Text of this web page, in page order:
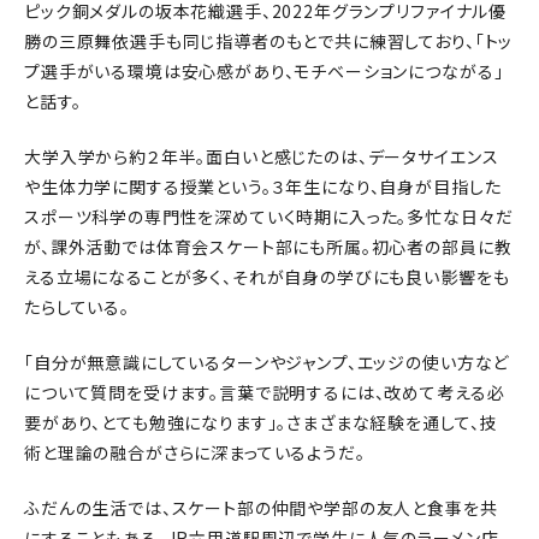
ピック銅メダルの坂本花織選手、2022年グランプリファイナル優
勝の三原舞依選手も同じ指導者のもとで共に練習しており、「トッ
プ選手がいる環境は安心感があり、モチベーションにつながる」
と話す。
大学入学から約２年半。面白いと感じたのは、データサイエンス
や生体力学に関する授業という。３年生になり、自身が目指した
スポーツ科学の専門性を深めていく時期に入った。多忙な日々だ
が、課外活動では体育会スケート部にも所属。初心者の部員に教
える立場になることが多く、それが自身の学びにも良い影響をも
たらしている。
「自分が無意識にしているターンやジャンプ、エッジの使い方など
について質問を受けます。言葉で説明するには、改めて考える必
要があり、とても勉強になります」。さまざまな経験を通して、技
術と理論の融合がさらに深まっているようだ。
ふだんの生活では、スケート部の仲間や学部の友人と食事を共